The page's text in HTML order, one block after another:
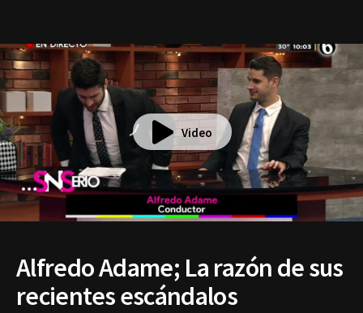
Video
Alfredo Adame; La razón de sus
recientes escándalos